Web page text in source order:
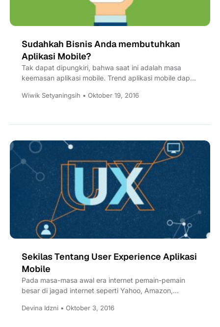
Sudahkah Bisnis Anda membutuhkan
Aplikasi Mobile?
Tak dapat dipungkiri, bahwa saat ini adalah masa
keemasan aplikasi mobile. Trend aplikasi mobile dapat
Wiwik Setyaningsih • Oktober 19, 2016
Sekilas Tentang User Experience Aplikasi
Mobile
Pada masa-masa awal era internet pemain-pemain
besar di jagad internet seperti Yahoo, Amazon,
Devina Idzni • Oktober 3, 2016